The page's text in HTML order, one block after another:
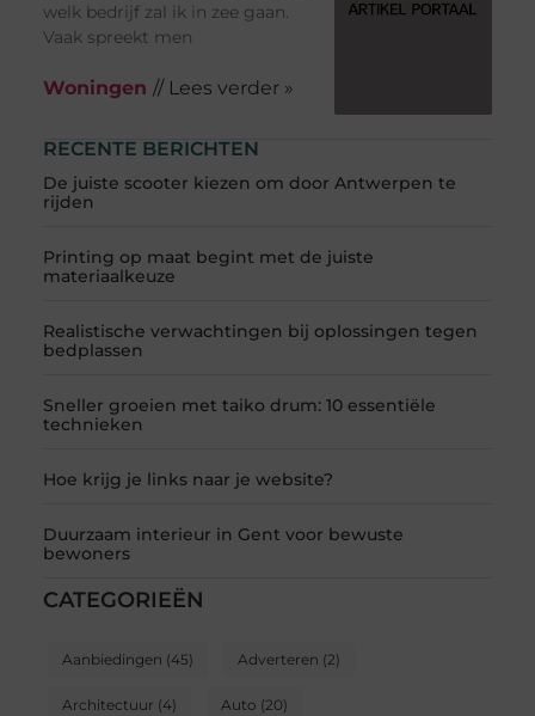
RECENTE BERICHTEN
De juiste scooter kiezen om door Antwerpen te
rijden
Printing op maat begint met de juiste
materiaalkeuze
Realistische verwachtingen bij oplossingen tegen
bedplassen
Sneller groeien met taiko drum: 10 essentiële
technieken
Hoe krijg je links naar je website?
Duurzaam interieur in Gent voor bewuste
bewoners
CATEGORIEËN
Aanbiedingen (45) Adverteren (2)
Architectuur (4) Auto (20)
welk bedrijf zal ik in zee gaan.
Vaak spreekt men
Woningen // Lees verder »